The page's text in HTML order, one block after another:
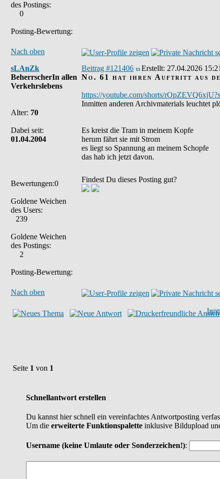
des Postings:
0
Posting-Bewertung:
Nach oben
sLAnZk
BeherrscherIn allen
Verkehrslebens
Alter: 70
Dabei seit:
01.04.2004
Bewertungen:0
Goldene Weichen
des Users:
239
Goldene Weichen
des Postings:
2
Posting-Bewertung:
Beitrag #121406 Erstellt: 27.04.2026
No. 61 hat ihren Auftritt aus
https://youtube.com/shorts/
Inmitten anderen Archivmaterials leuchtet
Es kreist die Tram in meinem Kopfe
herum fährt sie mit Strom
es liegt so Spannung an meinem Schopfe
das hab ich jetzt davon.
Findest Du dieses Posting gut?
Nach oben
Seite 1 von 1
Schnellantwort erstellen
Du kannst hier schnell ein vereinfachtes Antwortposting
Um die erweiterte Funktionspalette inklusive Bildupload
Username (keine Umlaute oder Sonderzeichen!):